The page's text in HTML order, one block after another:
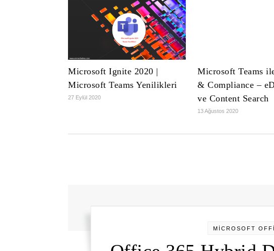
Microsoft Ignite 2020 |
Microsoft Teams Yenilikleri
27 Eylül 2020
Microsoft Teams
& Compliance –
ve Content Search
13 Ağustos 2020
MİCROSOFT